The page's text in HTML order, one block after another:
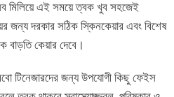
মিলিয়ে এই সময়ে ত্বক খুব সহজেই
জন্য দরকার সঠিক স্কিনকেয়ার এবং বিশেষ
কেয়ার দেবে।
টিনেজারদের জন্য উপযোগী কিছু ফেইস